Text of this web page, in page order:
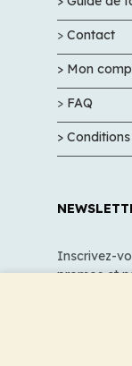
> Contact
> Mon
> FAQ
>
Inscrivez-
promos et